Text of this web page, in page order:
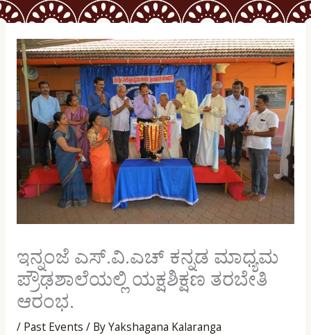
ಇನ್ನಂಜೆ ಎಸ್.ವಿ.ಎಚ್ ಕನ್ನಡ ಮಾಧ್ಯಮ
ಪ್ರೌಢಶಾಲೆಯಲ್ಲಿ ಯಕ್ಷಶಿಕ್ಷಣ ತರಬೇತಿ
ಆರಂಭ.
/ Past Events / ByYakshagana Kalaranga